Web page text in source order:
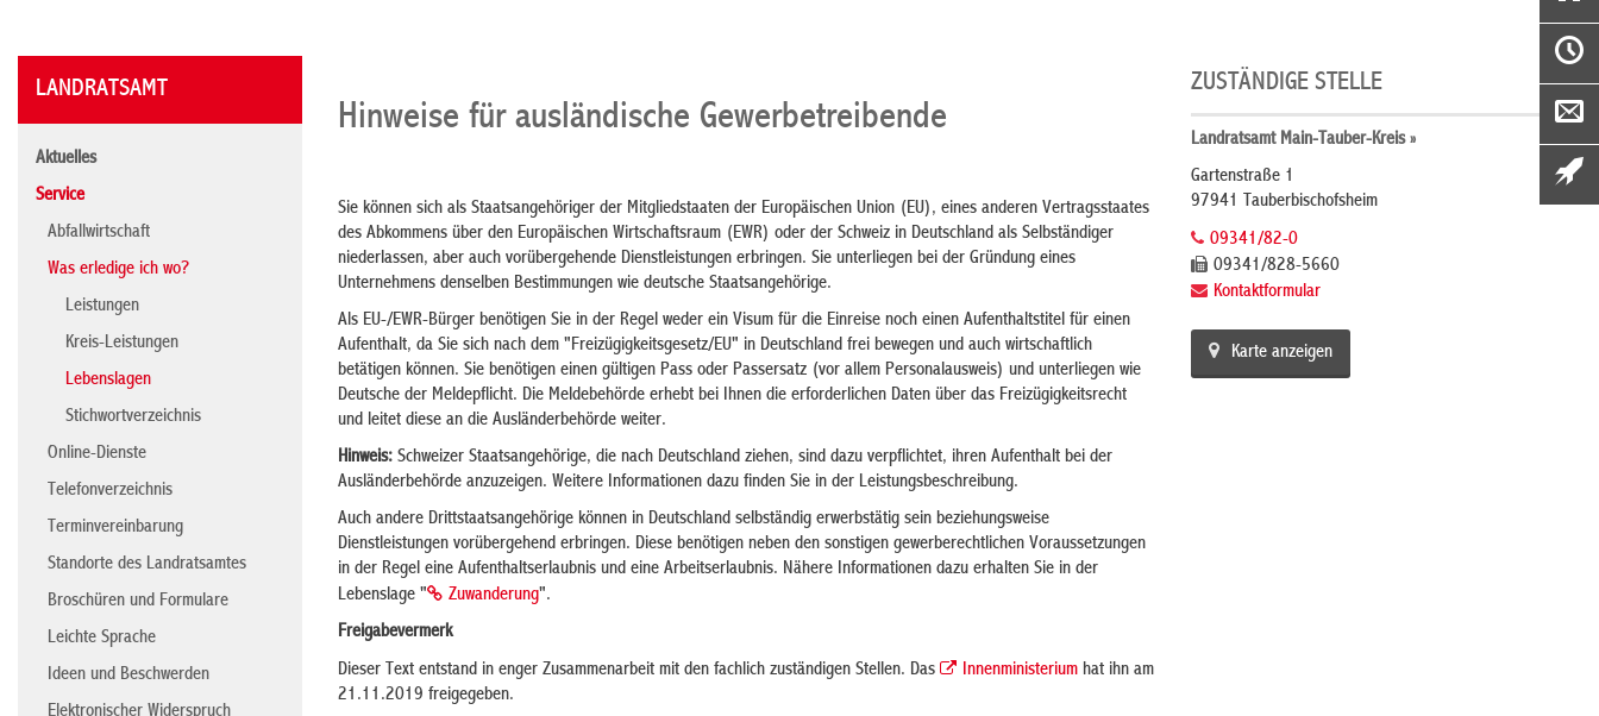
LANDRATSAMT
Aktuelles
Service
Abfallwirtschaft
Was erledige ich wo?
Leistungen
Kreis-Leistungen
Lebenslagen
Stichwortverzeichnis
Online-Dienste
Telefonverzeichnis
Terminvereinbarung
Standorte des Landratsamtes
Broschüren und Formulare
Leichte Sprache
Ideen und Beschwerden
Hinweise für ausländische Gewerbetreibende
Sie können sich als Staatsangehöriger der Mitgliedstaaten der Europäischen Union (EU), eines anderen Vertragsstaates
des Abkommens über den Europäischen Wirtschaftsraum (EWR) oder der Schweiz in Deutschland als Selbständiger
niederlassen, aber auch vorübergehende Dienstleistungen erbringen. Sie unterliegen bei der Gründung eines
Unternehmens denselben Bestimmungen wie deutsche Staatsangehörige.
Als EU-/EWR-Bürger benötigen Sie in der Regel weder ein Visum für die Einreise noch einen Aufenthaltstitel für einen
Aufenthalt, da Sie sich nach dem "Freizügigkeitsgesetz/EU" in Deutschland frei bewegen und auch wirtschaftlich
betätigen können. Sie benötigen einen gültigen Pass oder Passersatz (vor allem Personalausweis) und unterliegen wie
Deutsche der Meldepflicht. Die Meldebehörde erhebt bei Ihnen die erforderlichen Daten über das Freizügigkeitsrecht
und leitet diese an die Ausländerbehörde weiter.
Hinweis:Schweizer Staatsangehörige, die nach Deutschland ziehen, sind dazu verpflichtet, ihren Aufenthalt bei der
Ausländerbehörde anzuzeigen. Weitere Informationen dazu finden Sie in der Leistungsbeschreibung.
Auch andere Drittstaatsangehörige können in Deutschland selbständig erwerbstätig sein beziehungsweise
Dienstleistungen vorübergehend erbringen. Diese benötigen neben den sonstigen gewerberechtlichen Voraussetzungen
in der Regel eine Aufenthaltserlaubnis und eine Arbeitserlaubnis. Nähere Informationen dazu erhalten Sie in der
Lebenslage "
Zuwanderung".
Freigabevermerk
Dieser Text entstand in enger Zusammenarbeit mit den fachlich zuständigen Stellen. Das
Innenministeriumhat ihn am
21.11.2019 freigegeben.
ZUSTÄNDIGE STELLE
Landratsamt Main-Tauber-Kreis »
Gartenstraße 1
97941 Tauberbischofsheim
09341/82-0
09341/828-5660
Kontaktformular
Karte anzeigen